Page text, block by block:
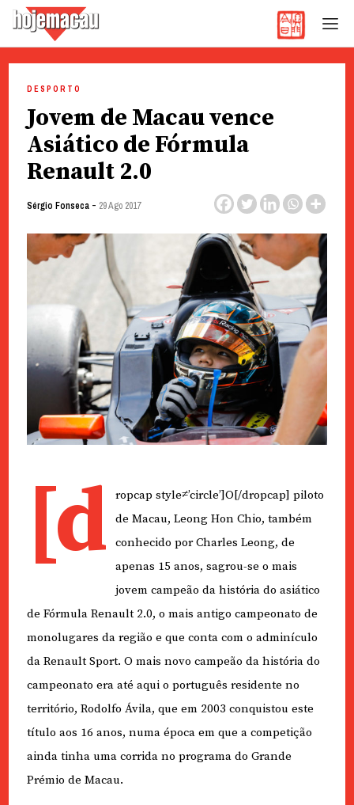
content
DESPORTO
Jovem de Macau vence
Asiático de Fórmula
Renault 2.0
Sérgio Fonseca- 29 Ago 2017
[d
ropcap style≠’circle’]O[/dropcap] piloto
de Macau, Leong Hon Chio, também
conhecido por Charles Leong, de
apenas 15 anos, sagrou-se o mais
jovem campeão da história do asiático
de Fórmula Renault 2.0, o mais antigo campeonato de
monolugares da região e que conta com o adminículo
da Renault Sport. O mais novo campeão da história do
campeonato era até aqui o português residente no
território, Rodolfo Ávila, que em 2003 conquistou este
título aos 16 anos, numa época em que a competição
ainda tinha uma corrida no programa do Grande
Prémio de Macau.